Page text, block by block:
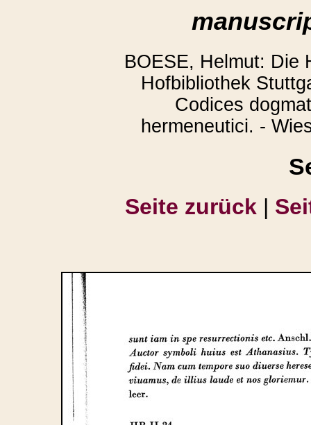
BOESE, Helmut: Die
Hofbibliothek
Codices
hermeneutici. -
Seite zurück |